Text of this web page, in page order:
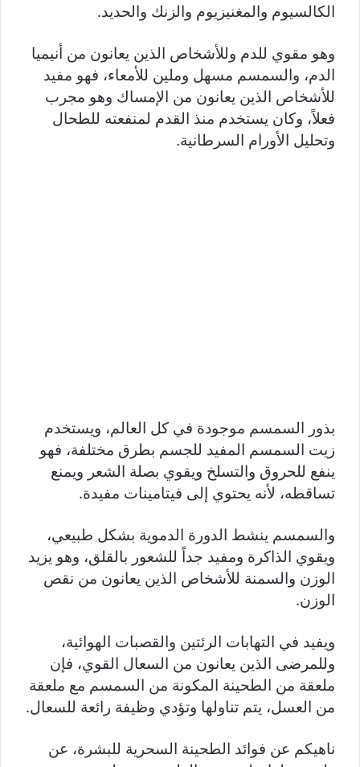
الكالسيوم والمغنيزيوم والزنك والحديد.
وهو مقوي للدم وللأشخاص الذين يعانون من أنيميا
الدم، والسمسم مسهل وملين للأمعاء، فهو مفيد
للأشخاص الذين يعانون من الإمساك وهو مجرب
فعلاً، وكان يستخدم منذ القدم لمنفعته للطحال
وتحليل الأورام السرطانية.
بذور السمسم موجودة في كل العالم، ويستخدم
زيت السمسم المفيد للجسم بطرق مختلفة، فهو
ينفع للحروق والتسلخ ويقوي بصلة الشعر ويمنع
تساقطه، لأنه يحتوي إلى فيتامينات مفيدة.
والسمسم ينشط الدورة الدموية بشكل طبيعي،
ويقوي الذاكرة ومفيد جداً للشعور بالقلق، وهو يزيد
الوزن والسمنة للأشخاص الذين يعانون من نقص
الوزن.
ويفيد في التهابات الرئتين والقصبات الهوائية،
وللمرضى الذين يعانون من السعال القوي، فإن
ملعقة من الطحينة المكونة من السمسم مع ملعقة
من العسل، يتم تناولها وتؤدي وظيفة رائعة للسعال.
ناهيكم عن فوائد الطحينة السحرية للبشرة، عن